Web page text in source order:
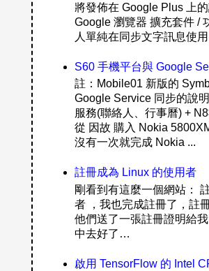
將發佈在 Google Plus 上
Google 瀏覽器 擴充套件 /
人單純在同步文字訊息使
S60 手機平台與 Google
註：Mobile01 新版的
Google Service 同步的說
服務(聯絡人、行事曆) +
從 因故 購入 Nokia
沒有一次就完成 Nokia ...
註冊成為 Linux 的使用者
剛看到有這麼一個網站：
者 ，我也完成註冊了，註
他們送了一張註冊證明給
中去好了…
啟用 TensorFlow 的 Intel